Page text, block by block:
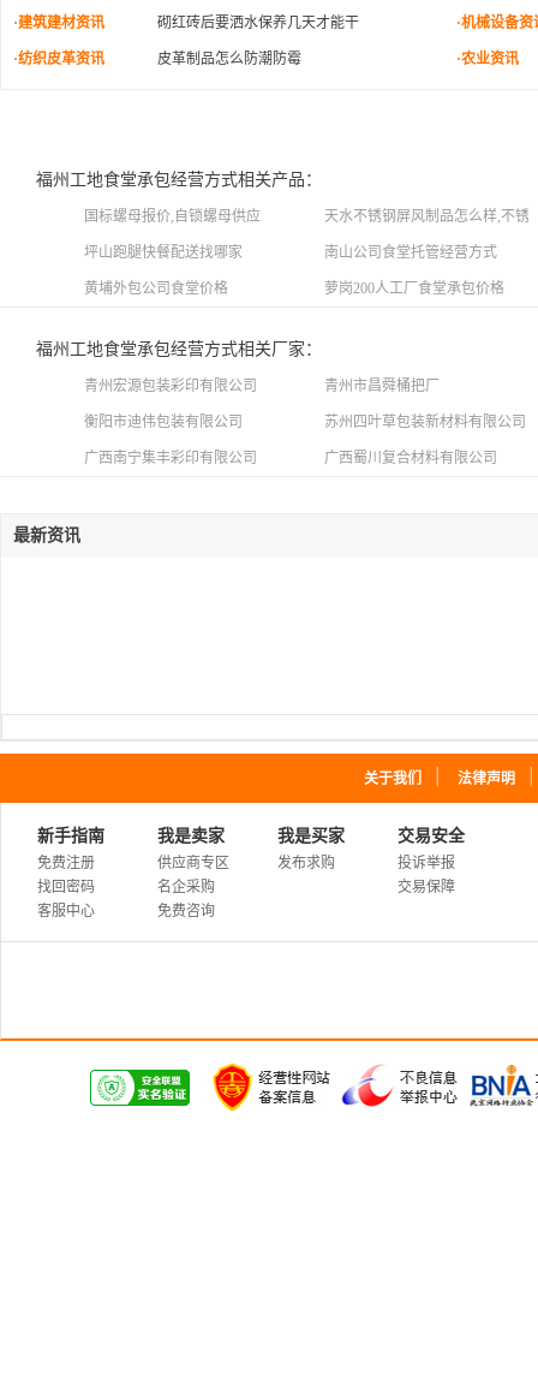
·建筑建材资讯 砌红砖后要洒水保养几天才能干 ·机械设备资
·纺织皮革资讯 皮革制品怎么防潮防霉 ·农业资讯
福州工地食堂承包经营方式相关产品：
国标螺母报价,自锁螺母供应 天水不锈钢屏风制品怎么样,不锈
坪山跑腿快餐配送找哪家 南山公司食堂托管经营方式
黄埔外包公司食堂价格 萝岗200人工厂食堂承包价格
福州工地食堂承包经营方式相关厂家：
青州宏源包装彩印有限公司 青州市昌舜桶把厂
衡阳市迪伟包装有限公司 苏州四叶草包装新材料有限公司
广西南宁集丰彩印有限公司 广西蜀川复合材料有限公司
最新资讯
关于我们 法律声明
新手指南
免费注册
找回密码
客服中心
我是卖家
供应商专区
名企采购
免费咨询
我是买家
发布求购
交易安全
投诉举报
交易保障